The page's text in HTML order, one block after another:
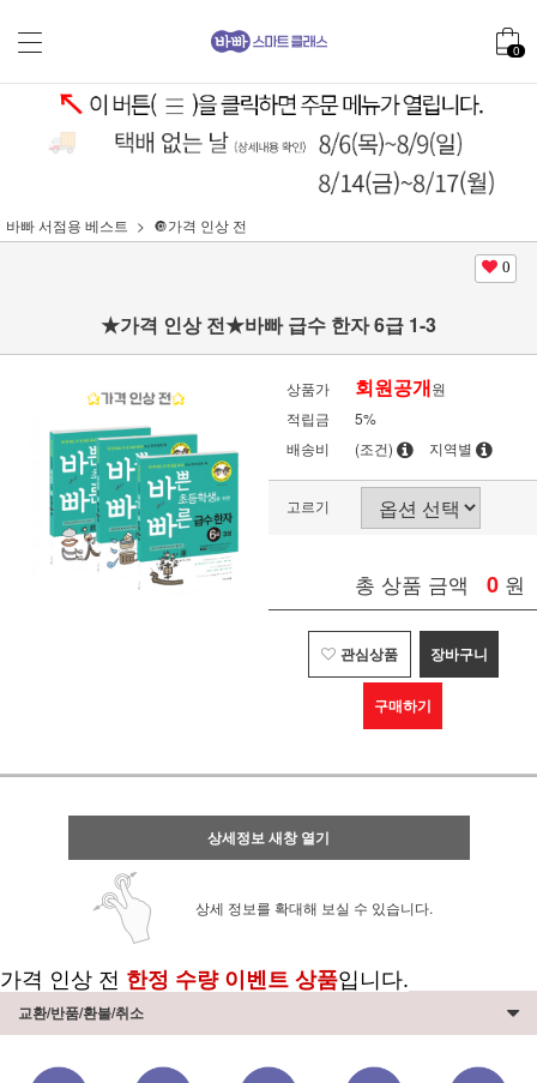
0
바빠 서점용 베스트 🔘가격 인상 전
0
★가격 인상 전★바빠 급수 한자 6급 1-3
상품가 회원공개원
적립금
5%
배송비
(조건) 지역별
고르기
총 상품 금액 0 원
관심상품 장바구니
구매하기
상세정보 새창 열기
상세 정보를 확대해 보실 수 있습니다.
가격 인상 전 한정 수량 이벤트 상품입니다.
교환/반품/환불/취소